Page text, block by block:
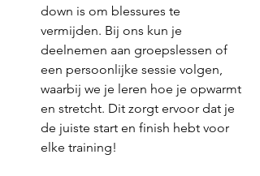
down is om blessures te
vermijden. Bij ons kun je
deelnemen aan groepslessen of
een persoonlijke sessie volgen,
waarbij we je leren hoe je opwarmt
en stretcht. Dit zorgt ervoor dat je
de juiste start en finish hebt voor
elke training!